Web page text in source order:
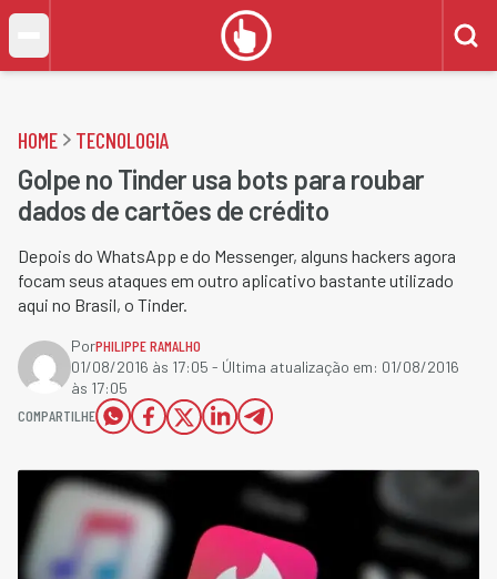
HOME TECNOLOGIA
Golpe no Tinder usa bots para roubar
dados de cartões de crédito
Depois do WhatsApp e do Messenger, alguns hackers agora
focam seus ataques em outro aplicativo bastante utilizado
aqui no Brasil, o Tinder.
PorPHILIPPE RAMALHO
01/08/2016 às 17:05 - Última atualização em: 01/08/2016
às 17:05
COMPARTILHE